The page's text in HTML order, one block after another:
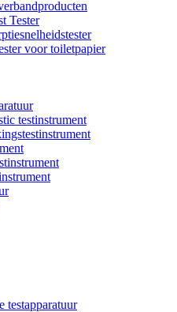
Tester
voor toiletpapier
testinstrument
testapparatuur